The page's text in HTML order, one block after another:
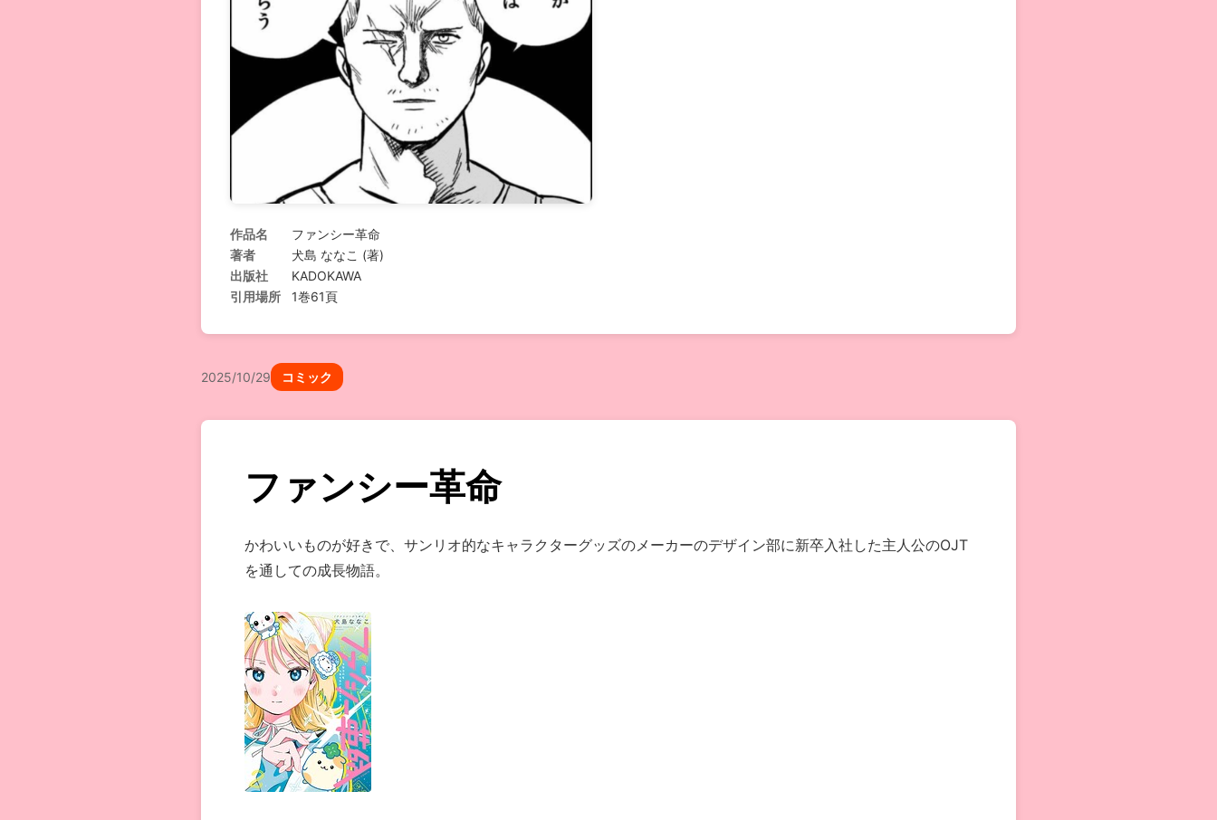
作品名
ファンシー革命
著者
犬島 ななこ (著)
出版社
KADOKAWA
引用場所
1巻61頁
2025/10/29 コミック
ファンシー革命
かわいいものが好きで、サンリオ的なキャラクターグッズのメーカーのデザイン部に新卒入社した主人公のOJT
を通しての成長物語。